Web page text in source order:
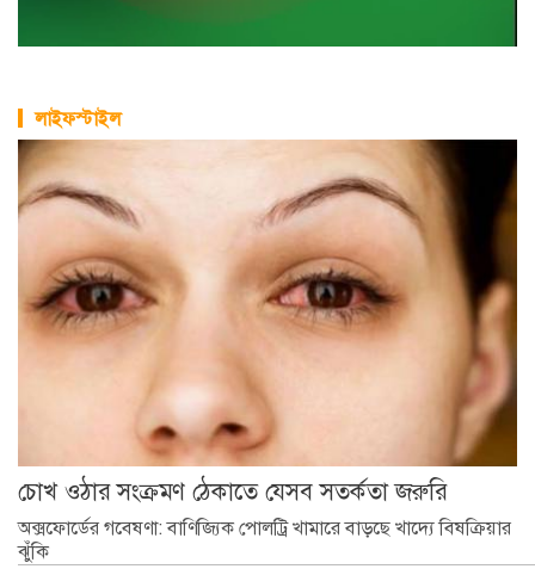
লাইফস্টাইল
চোখ ওঠার সংক্রমণ ঠেকাতে যেসব সতর্কতা জরুরি
অক্সফোর্ডের গবেষণা: বাণিজ্যিক পোলট্রি খামারে বাড়ছে খাদ্যে বিষক্রিয়ার
ঝুঁকি